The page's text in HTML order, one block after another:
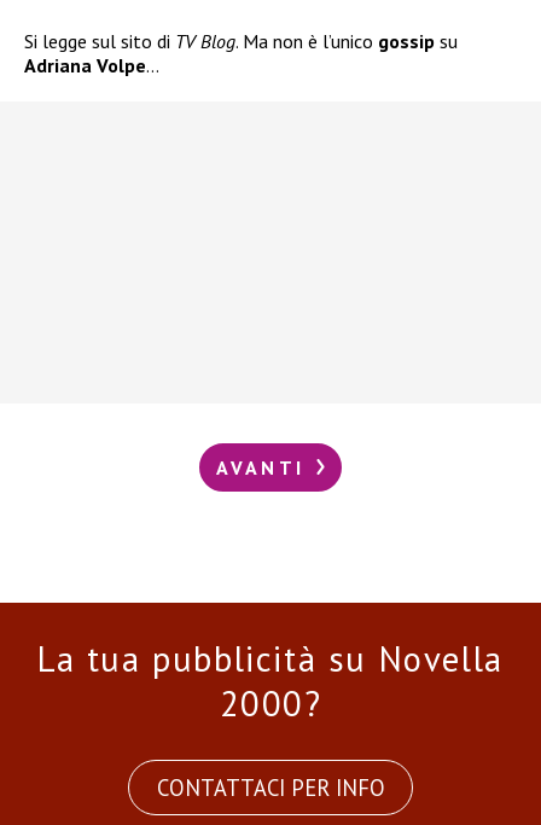
Si legge sul sito di TV Blog. Ma non è l’unico gossip su
Adriana Volpe…
AVANTI
La tua pubblicità su Novella
2000?
CONTATTACI PER INFO